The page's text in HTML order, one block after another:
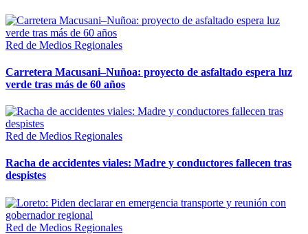
Red de Medios Regionales
Carretera Macusani–Nuñoa: proyecto de asfaltado espera luz
verde tras más de 60 años
Red de Medios Regionales
Racha de accidentes viales: Madre y conductores fallecen tras
despistes
Red de Medios Regionales